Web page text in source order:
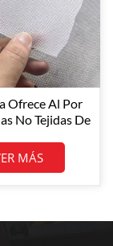
Ofrece Al Por
No Tejidas De
De 80 G/m²,
Con Tecnología
MÁS